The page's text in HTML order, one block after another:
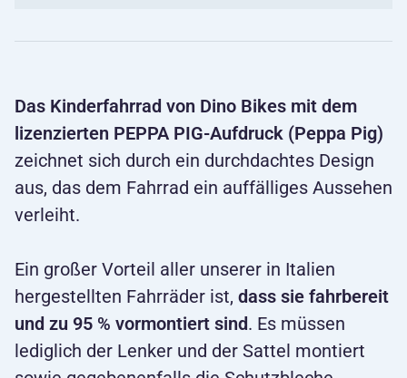
Das Kinderfahrrad von Dino Bikes mit dem
lizenzierten PEPPA PIG-Aufdruck (Peppa Pig)
zeichnet sich durch ein durchdachtes Design
aus, das dem Fahrrad ein auffälliges Aussehen
verleiht.
Ein großer Vorteil aller unserer in Italien
hergestellten Fahrräder ist, dass sie fahrbereit
und zu 95 % vormontiert sind. Es müssen
lediglich der Lenker und der Sattel montiert